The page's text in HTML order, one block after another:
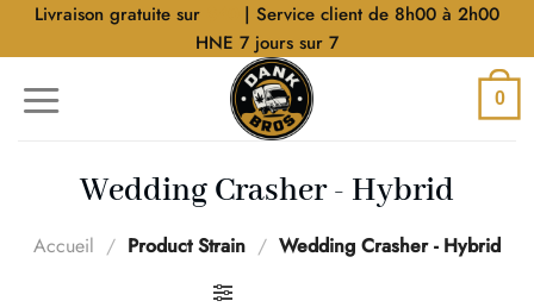
AllerLivraison gratuite sur
| Service client de 8h00 à 2h00
HNE 7 jours sur 7
0
Wedding Crasher - Hybrid
Accueil / Product Strain / Wedding Crasher - Hybrid